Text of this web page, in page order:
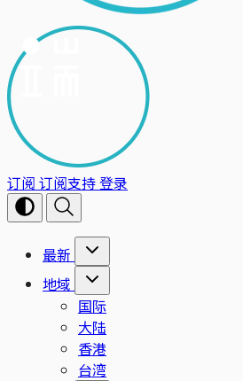
订阅 订阅支持登录
最新
地域
国际
大陆
香港
台湾